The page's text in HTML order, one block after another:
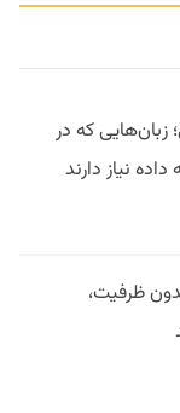
زبان‌هایی که در
نیاز دارند
ظرفیت،